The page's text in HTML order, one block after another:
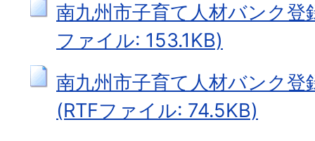
南九州市子育て人材バンク登
ファイル: 153.1KB)
南九州市子育て人材バンク登
(RTFファイル: 74.5KB)